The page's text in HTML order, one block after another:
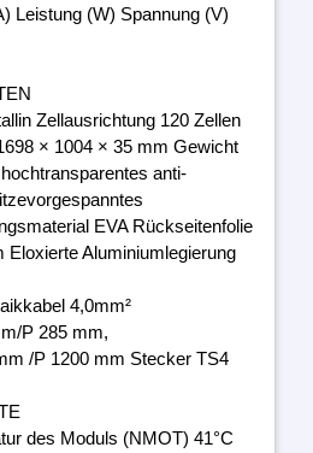
Leistung (W) Spannung (V)
Zellausrichtung 120 Zellen
× 1004 × 35 mm Gewicht
anti-
EVA Rückseitenfolie
Aluminiumlegierung
4,0mm²
P 285 mm,
/P 1200 mm Stecker TS4
des Moduls (NMOT) 41°C